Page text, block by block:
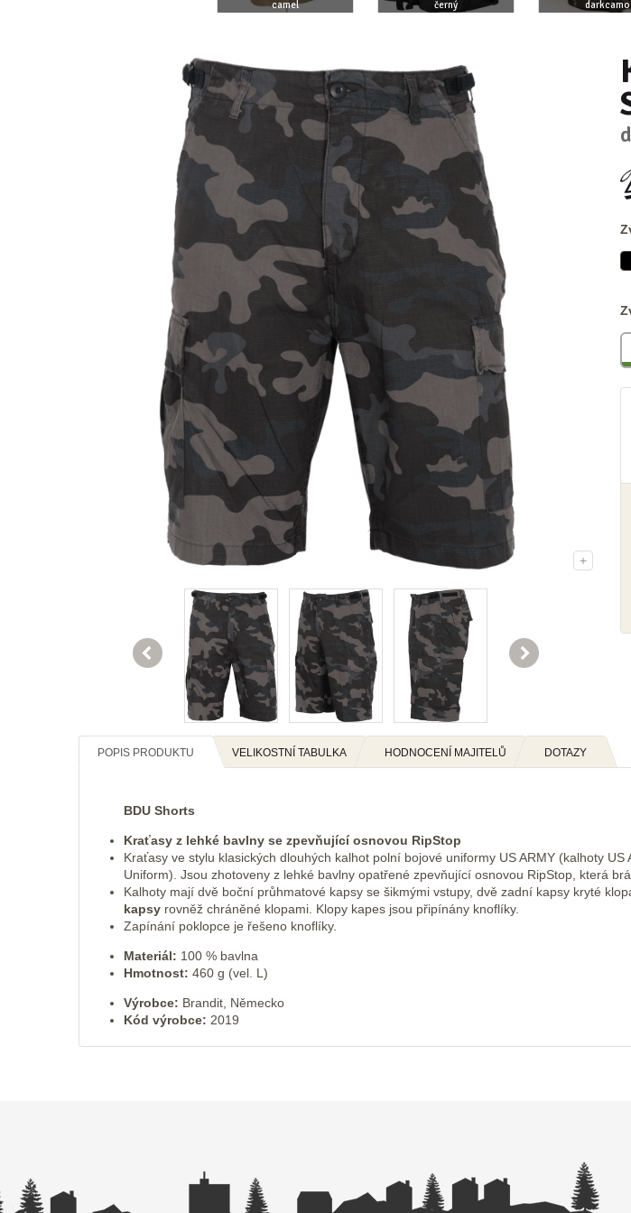
camel černý darkcamo
+
 
POPIS PRODUKTU VELIKOSTNÍ TABULKA HODNOCENÍ MAJITELŮ DOTAZY
BDU Shorts
Kraťasy z lehké bavlny se zpevňující osnovou RipStop
Kraťasy ve stylu klasických dlouhých kalhot polní bojové uniformy US ARMY (kalhoty US
Uniform). Jsou zhotoveny z lehké bavlny opatřené zpevňující osnovou RipStop, která
Kalhoty mají dvě boční průhmatové kapsy se šikmými vstupy, dvě zadní kapsy kryté
kapsy rovněž chráněné klopami. Klopy kapes jsou připínány knoflíky.
Zapínání poklopce je řešeno knoflíky.
Materiál: 100 % bavlna
Hmotnost: 460 g (vel. L)
Výrobce: Brandit, Německo
Kód výrobce: 2019